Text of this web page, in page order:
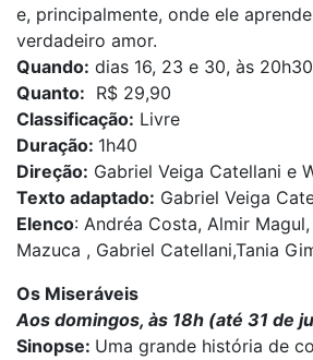
e, principalmente, onde ele
verdadeiro amor.
Quando: dias 16, 23 e 30, às 20h30
Quanto: R$ 29,90
Classificação: Livre
Duração: 1h40
Direção: Gabriel Veiga Catellani e
Texto adaptado: Gabriel Veiga
Elenco: Andréa Costa, Almir
Mazuca , Gabriel Catellani,Tania
Os Miseráveis
Aos domingos, às 18h (até 31 de
Sinopse: Uma grande história de